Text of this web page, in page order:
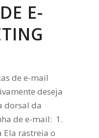
E-
de e-mail
deseja
dorsal da
de e-mail: 1.
Ela rastreia o